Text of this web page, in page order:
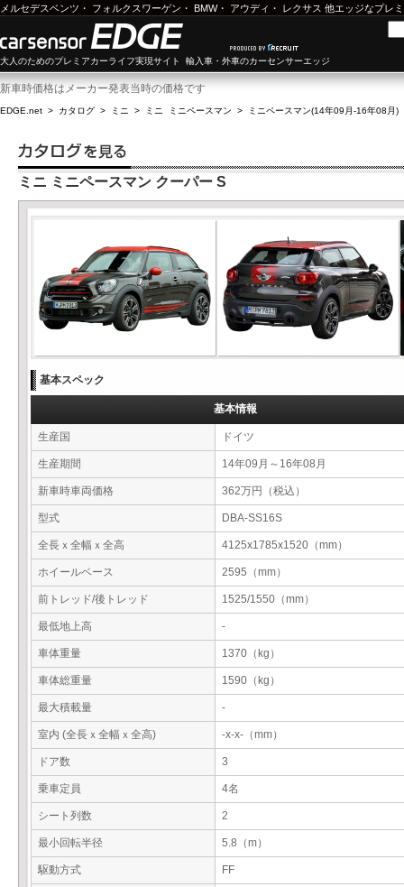
メルセデスベンツ ・ フォルクスワーゲン ・ BMW・ アウディ ・ レクサス 他エッジなプレ
大人のためのプレミアカーライフ実現サイト 輸入車・外車のカーセンサーエッジ
新車時価格はメーカー発表当時の価格です
EDGE.net > カタログ > ミニ > ミニ ミニペースマン > ミニペースマン(14年09月-16年08月)
ミニ ミニペースマン クーパー S
基本スペック
基本情報
生産国 ドイツ
生産期間 14年09月～16年08月
新車時車両価格 362万円（税込）
型式 DBA-SS16S
全長ｘ全幅ｘ全高 4125x1785x1520（mm）
ホイールベース 2595（mm）
前トレッド/後トレッド 1525/1550（mm）
最低地上高 -
車体重量 1370（kg）
車体総重量 1590（kg）
最大積載量 -
室内 (全長ｘ全幅ｘ全高) -x-x-（mm）
ドア数 3
乗車定員 4名
シート列数 2
最小回転半径 5.8（m）
駆動方式 FF